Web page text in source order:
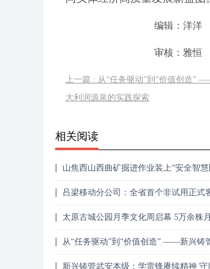
编辑：洋洋
审核：雅恒
上一篇 : 从“任务驱动”到“价值创造”
大利润源泉的实践探索
相关阅读
山焦西山西曲矿掘进作业装上“安全智慧
吕梁移动分公司：全省首个非试用正式
太原古城公园月季文化周启幕 5万余株
从“任务驱动”到“价值创造” ——新兴铸
新兴铸管武安本级：学雷锋赓续精神 守